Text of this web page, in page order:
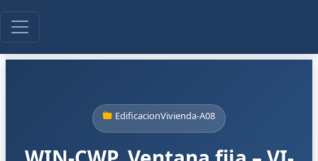
EdificacionVivienda-A08